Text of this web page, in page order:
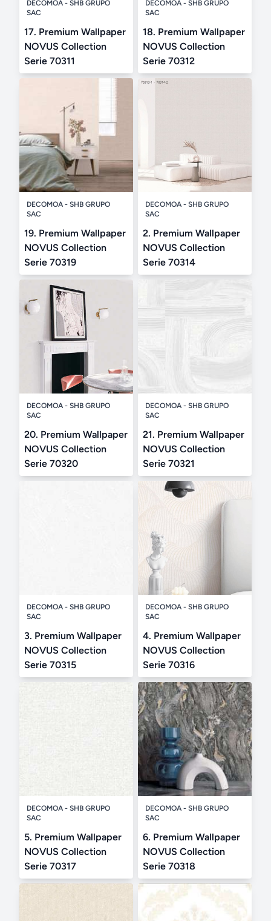
DECOMOA - SHB GRUPO
SAC
17. Premium Wallpaper
NOVUS Collection
Serie 70311
DECOMOA - SHB GRUPO
SAC
18. Premium Wallpaper
NOVUS Collection
Serie 70312
DECOMOA - SHB GRUPO
SAC
19. Premium Wallpaper
NOVUS Collection
Serie 70319
DECOMOA - SHB GRUPO
SAC
2. Premium Wallpaper
NOVUS Collection
Serie 70314
DECOMOA - SHB GRUPO
SAC
20. Premium Wallpaper
NOVUS Collection
Serie 70320
DECOMOA - SHB GRUPO
SAC
21. Premium Wallpaper
NOVUS Collection
Serie 70321
DECOMOA - SHB GRUPO
SAC
3. Premium Wallpaper
NOVUS Collection
Serie 70315
DECOMOA - SHB GRUPO
SAC
4. Premium Wallpaper
NOVUS Collection
Serie 70316
DECOMOA - SHB GRUPO
SAC
5. Premium Wallpaper
NOVUS Collection
Serie 70317
DECOMOA - SHB GRUPO
SAC
6. Premium Wallpaper
NOVUS Collection
Serie 70318